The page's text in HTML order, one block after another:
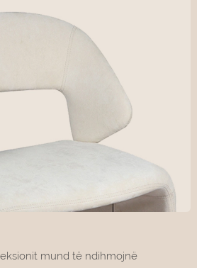
mund të ndihmojnë